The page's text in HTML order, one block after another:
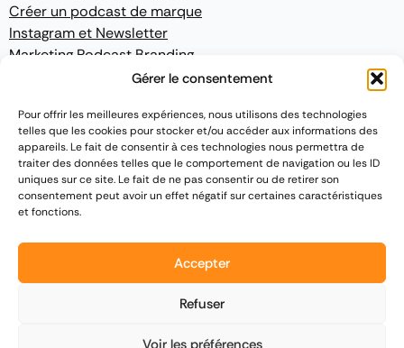
Gérer le consentement
Pour offrir les meilleures expériences, nous utilisons des technologies
telles que les cookies pour stocker et/ou accéder aux informations des
appareils. Le fait de consentir à ces technologies nous permettra de
traiter des données telles que le comportement de navigation ou les ID
uniques sur ce site. Le fait de ne pas consentir ou de retirer son
consentement peut avoir un effet négatif sur certaines caractéristiques
et fonctions.
Accepter
Refuser
Voir les préférences
Créer un podcast de marque
Instagram et Newsletter
Marketing Podcast Branding
Mentions légales
Politique de confidentialité
Conditions Générales de Vente